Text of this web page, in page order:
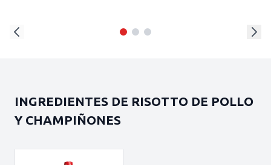
INGREDIENTES DE RISOTTO DE POLLO
Y CHAMPIÑONES